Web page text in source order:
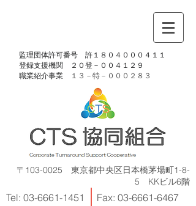
​監理団体許可番号 許１８０４０００４１１
​登録支援機関 ２０登－００４１２９
​職業紹介事業
１３－特－ ０００２８３
〒103-0025 東京都中央区日本橋茅場町1-8-
5 KKビル6階
Tel: 03-6661-1451 Fax: 03-6661-6467